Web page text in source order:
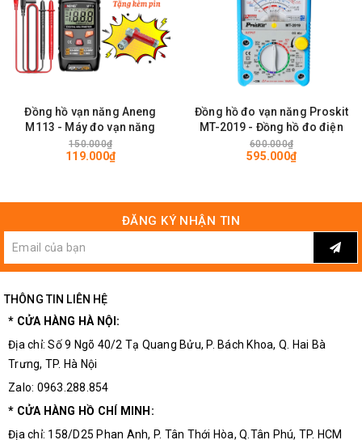
LM335 TO-92:
Kết nối mạch theo sơ đồ mạch bên dưới.
Có hai cách để sử dụng cảm biến LM335, một là làm cảm biến
Để hiệu chuẩn LM335, nối chân ADJ với chiết áp 10K và điều
chỉnh cho phù hợp.
Khi LM335 được hiệu chuẩn ở 25°C, nó thường có sai số dưới 1°C
Ứng dụng của cảm biến nhiệt độ
Đồng hồ vạn năng Aneng
M113 - Máy đo vạn năng
150.000₫
119.000₫
Đồng hồ đo vạn năng Proskit
MT-2019 - Đồng hồ đo điện
600.000₫
595.000₫
ĐĂNG KÝ NHẬN TIN
THÔNG TIN LIÊN HỆ
* CỬA HÀNG HÀ NỘI:
Địa chỉ: Số 9 Ngõ 40/2 Tạ Quang Bửu, P. Bách Khoa, Q. Hai Bà
Trưng, TP. Hà Nội
Zalo: 0963.288.854
* CỬA HÀNG HỒ CHÍ MINH:
Địa chỉ: 158/D25 Phan Anh, P. Tân Thới Hòa, Q.Tân Phú, TP. HCM